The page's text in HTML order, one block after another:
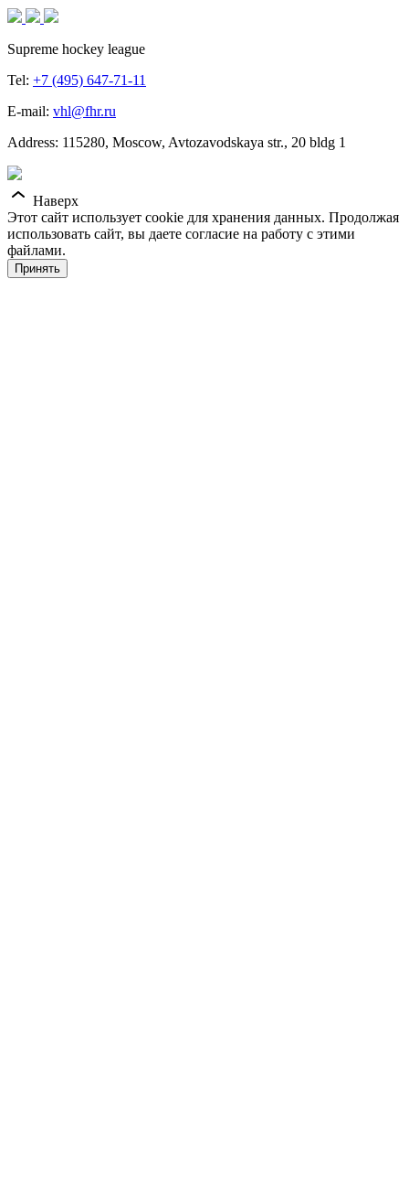
Supreme hockey league
Tel: +7 (495) 647-71-11
E-mail: vhl@fhr.ru
Address: 115280, Moscow, Avtozavodskaya str., 20 bldg 1
Наверх
Этот сайт использует cookie для хранения данных. Продолжая
использовать сайт, вы даете согласие на работу с этими
файлами.
Принять